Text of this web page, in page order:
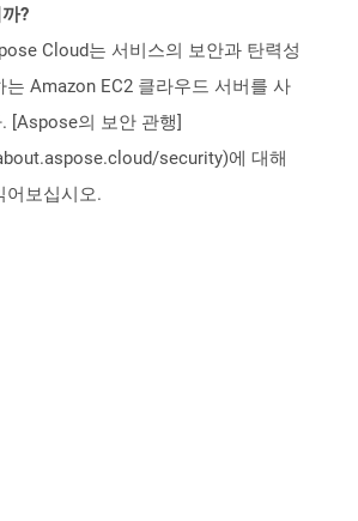
?
Cloud는 서비스의 보안과 탄력성
는 Amazon EC2 클라우드 서버를 사
[Aspose의 보안 관행]
security)에 대해
어보십시오.